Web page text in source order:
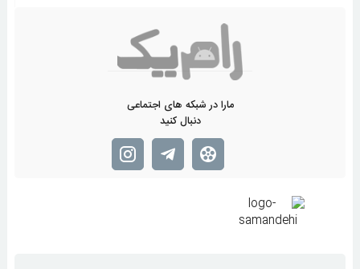
مارا در شبکه های اجتماعی
دنبال کنید